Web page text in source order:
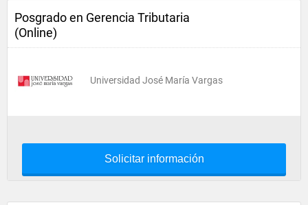
Posgrado en Gerencia Tributaria
(Online)
Universidad José María Vargas
Solicitar información